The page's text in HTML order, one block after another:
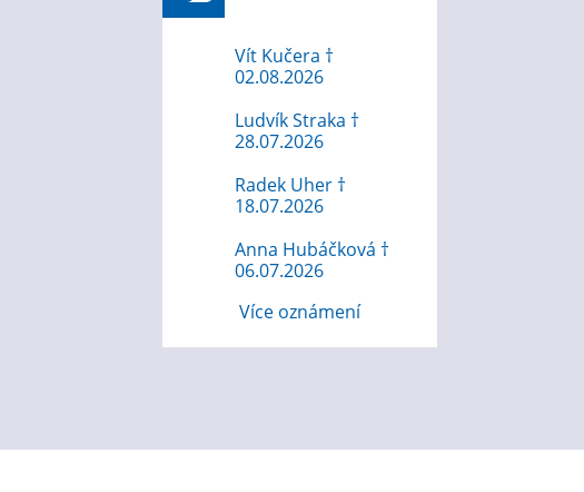
Vít Kučera †
02.08.2026
Ludvík Straka †
28.07.2026
Radek Uher †
18.07.2026
Anna Hubáčková †
06.07.2026
Více oznámení